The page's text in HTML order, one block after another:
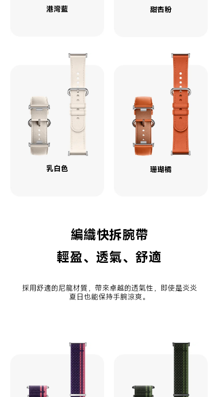
港灣藍
乳白色 珊瑚橘
編織快拆腕帶
輕盈、透氣、舒適
採用舒適的尼龍材質，帶來卓越的透氣性，即使是炎炎
夏日也能保持手腕涼爽。